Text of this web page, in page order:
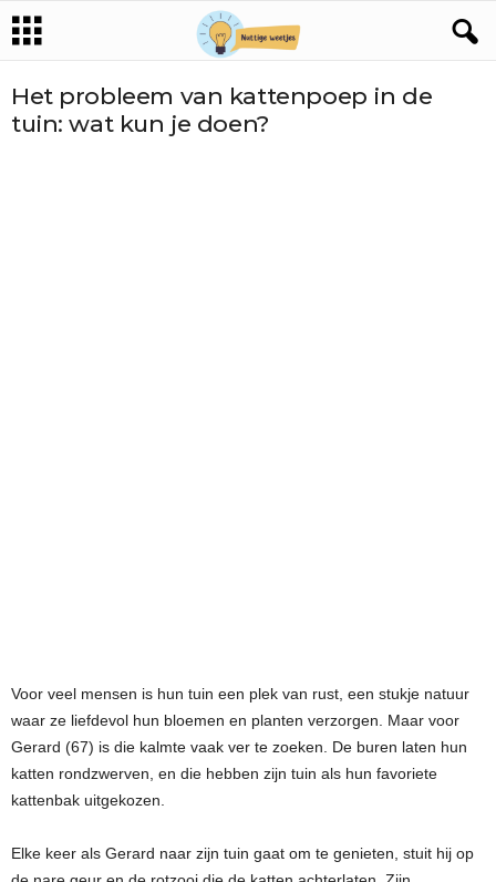
Het probleem van kattenpoep in de
tuin: wat kun je doen?
Voor veel mensen is hun tuin een plek van rust, een stukje natuur
waar ze liefdevol hun bloemen en planten verzorgen. Maar voor
Gerard (67) is die kalmte vaak ver te zoeken. De buren laten hun
katten rondzwerven, en die hebben zijn tuin als hun favoriete
kattenbak uitgekozen.
Elke keer als Gerard naar zijn tuin gaat om te genieten, stuit hij op